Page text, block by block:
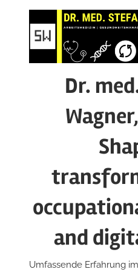
springen
Dr.
and
Umfassende Erfahrung